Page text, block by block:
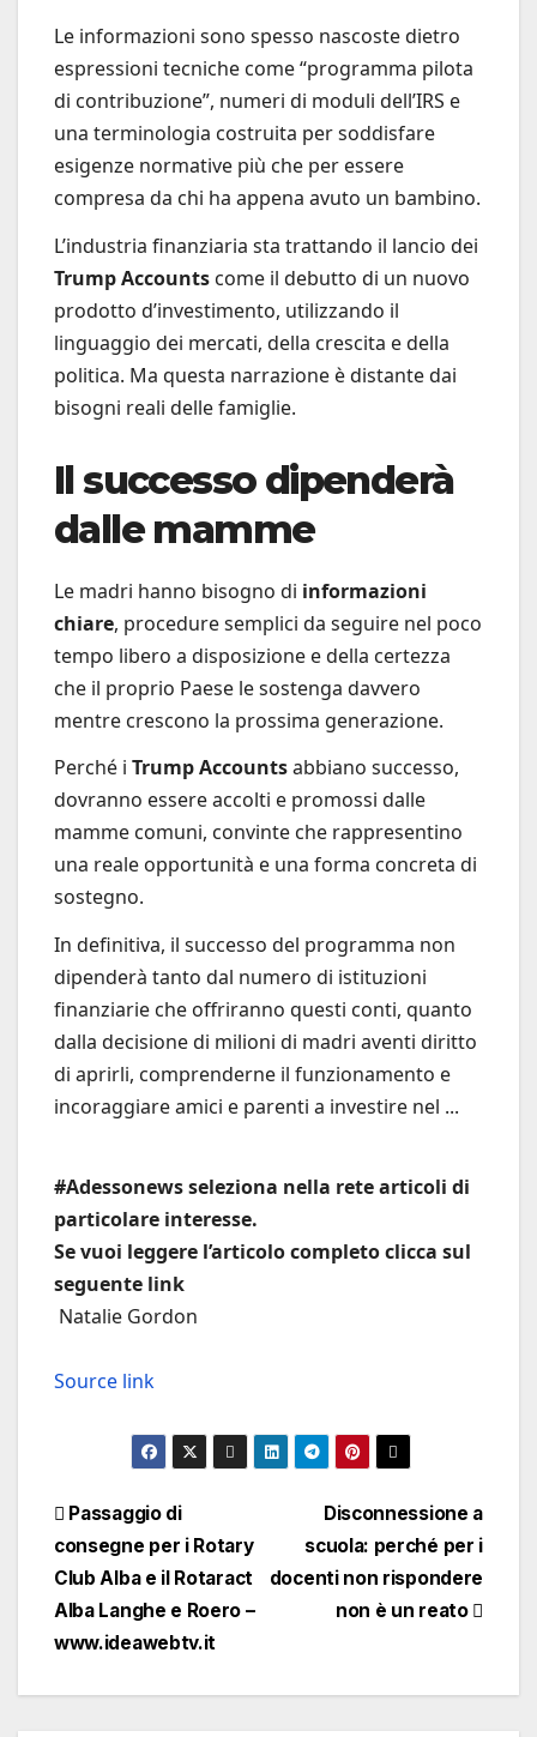
Le informazioni sono spesso nascoste dietro
espressioni tecniche come “programma pilota
di contribuzione”, numeri di moduli dell’IRS e
una terminologia costruita per soddisfare
esigenze normative più che per essere
compresa da chi ha appena avuto un bambino.
L’industria finanziaria sta trattando il lancio dei
Trump Accounts come il debutto di un nuovo
prodotto d’investimento, utilizzando il
linguaggio dei mercati, della crescita e della
politica. Ma questa narrazione è distante dai
bisogni reali delle famiglie.
Il successo dipenderà
dalle mamme
Le madri hanno bisogno di informazioni
chiare, procedure semplici da seguire nel poco
tempo libero a disposizione e della certezza
che il proprio Paese le sostenga davvero
mentre crescono la prossima generazione.
Perché i Trump Accountsabbiano successo,
dovranno essere accolti e promossi dalle
mamme comuni, convinte che rappresentino
una reale opportunità e una forma concreta di
sostegno.
In definitiva, il successo del programma non
dipenderà tanto dal numero di istituzioni
finanziarie che offriranno questi conti, quanto
dalla decisione di milioni di madri aventi diritto
di aprirli, comprenderne il funzionamento e
incoraggiare amici e parenti a investire nel ...
#Adessonews seleziona nella rete articoli di
particolare interesse.
Se vuoi leggere l’articolo completo clicca sul
seguente link
Natalie Gordon
Source link
Navigazione
articoli
Disconnessione a
scuola: perché per i
docenti non rispondere
non è un reato
Passaggio di
consegne per i Rotary
Club Alba e il Rotaract
Alba Langhe e Roero –
www.ideawebtv.it